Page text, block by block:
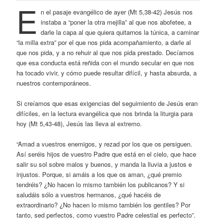
E n el pasaje evangélico de ayer (Mt 5,38-42) Jesús nos
instaba a “poner la otra mejilla” al que nos abofetee, a
darle la capa al que quiera quitarnos la túnica, a caminar
“la milla extra” por el que nos pida acompañamiento, a darle al
que nos pida, y a no rehuir al que nos pida prestado. Decíamos
que esa conducta está reñida con el mundo secular en que nos
ha tocado vivir, y cómo puede resultar difícil, y hasta absurda, a
nuestros contemporáneos.
Si creíamos que esas exigencias del seguimiento de Jesús eran
difíciles, en la lectura evangélica que nos brinda la liturgia para
hoy (Mt 5,43-48), Jesús las lleva al extremo.
“Amad a vuestros enemigos, y rezad por los que os persiguen.
Así seréis hijos de vuestro Padre que está en el cielo, que hace
salir su sol sobre malos y buenos, y manda la lluvia a justos e
injustos. Porque, si amáis a los que os aman, ¿qué premio
tendréis? ¿No hacen lo mismo también los publicanos? Y si
saludáis sólo a vuestros hermanos, ¿qué hacéis de
extraordinario? ¿No hacen lo mismo también los gentiles? Por
tanto, sed perfectos, como vuestro Padre celestial es perfecto”.